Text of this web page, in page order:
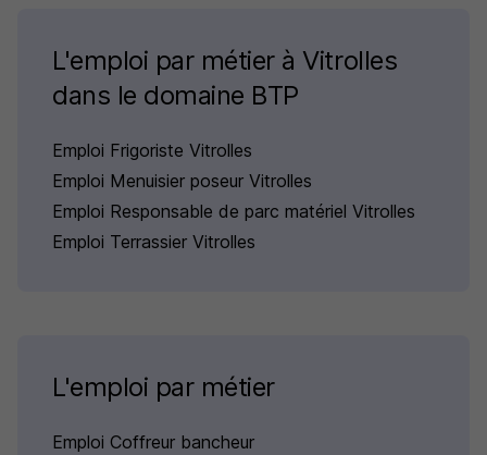
L'emploi par métier à Vitrolles
dans le domaine BTP
Emploi Frigoriste Vitrolles
Emploi Menuisier poseur Vitrolles
Emploi Responsable de parc matériel Vitrolles
Emploi Terrassier Vitrolles
L'emploi par métier
Emploi Coffreur bancheur